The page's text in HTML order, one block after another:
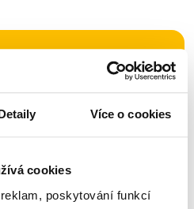
Více o cookies
cookies
poskytování funkcí
našeho
přinášíme
článků a analýz.
a mějte tak